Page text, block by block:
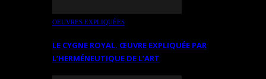
OEUVRES EXPLIQUÉES
LE CYGNE ROYAL. ŒUVRE EXPLIQUÉE PAR
L’HERMÉNEUTIQUE DE L’ART